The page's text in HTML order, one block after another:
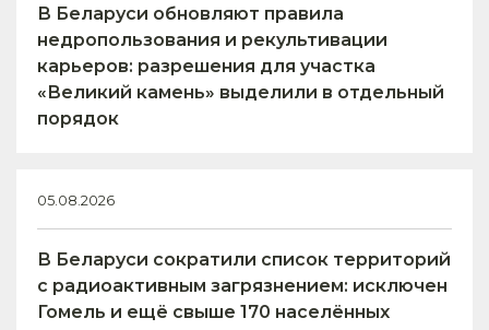
В Беларуси обновляют правила
недропользования и рекультивации
карьеров: разрешения для участка
«Великий камень» выделили в отдельный
порядок
05.08.2026
В Беларуси сократили список территорий
с радиоактивным загрязнением: исключен
Гомель и ещё свыше 170 населённых